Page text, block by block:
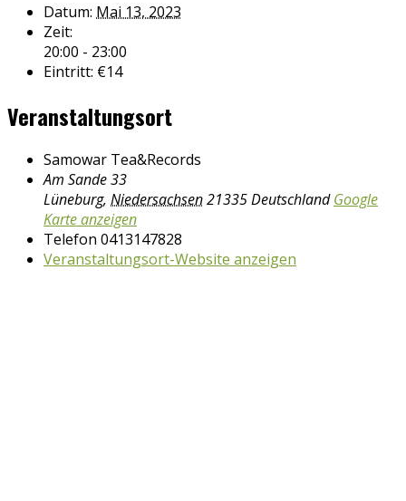
Datum: Mai 13, 2023
Zeit:
20:00 - 23:00
Eintritt: €14
Veranstaltungsort
Samowar Tea&Records
Am Sande 33
Lüneburg, Niedersachsen21335Deutschland Google
Karte anzeigen
Telefon 0413147828
Veranstaltungsort-Website anzeigen